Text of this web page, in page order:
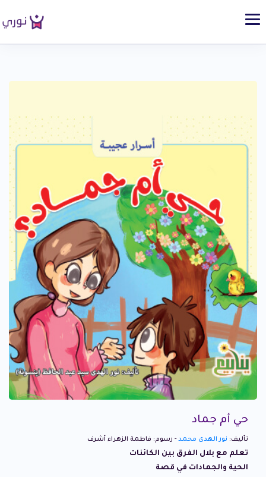
حي أم جماد
تأليف: نور الهدى محمد - رسوم: فاطمة الزهراء أشرف
تعلم مع بلال الفرق بين الكائنات
الحية والجمادات في قصة